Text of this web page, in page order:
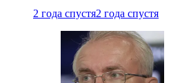
2 года спустя2 года спустя